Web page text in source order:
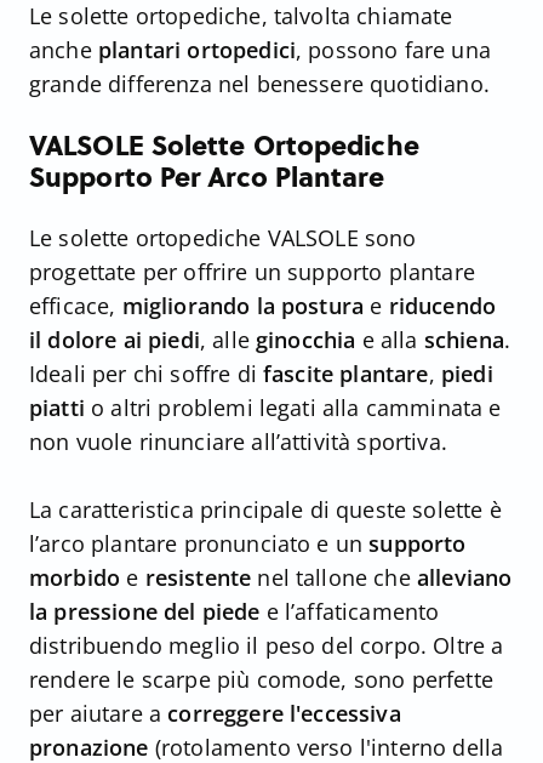
Le solette ortopediche, talvolta chiamate
anche plantari ortopedici, possono fare una
grande differenza nel benessere quotidiano.
VALSOLE Solette Ortopediche
Supporto Per Arco Plantare
Le solette ortopediche VALSOLE sono
progettate per offrire un supporto plantare
efficace, migliorando la postura e riducendo
il dolore ai piedi, alle ginocchia e alla schiena.
Ideali per chi soffre difascite plantare, piedi
piatti o altri problemi legati alla camminata e
non vuole rinunciare all’attività sportiva.
La caratteristica principale di queste solette è
l’arco plantare pronunciato e unsupporto
morbido e resistente nel tallone che alleviano
la pressione del piede e l’affaticamento
distribuendo meglio il peso del corpo. Oltre a
rendere le scarpe più comode, sono perfette
per aiutare a correggere l'eccessiva
pronazione (rotolamento verso l'interno della